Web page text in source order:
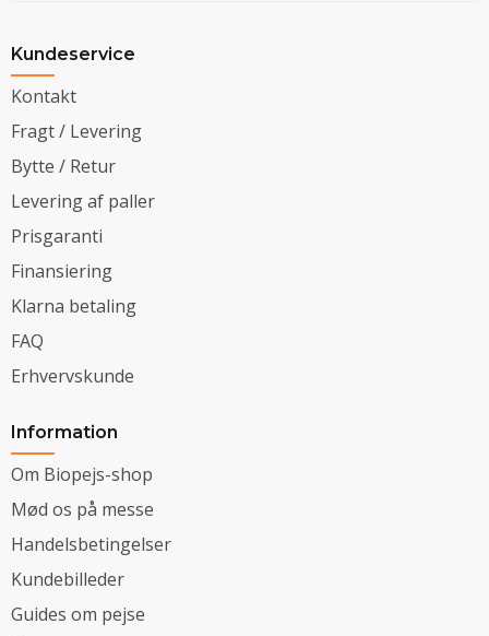
Kundeservice
Kontakt
Fragt / Levering
Bytte / Retur
Levering af paller
Prisgaranti
Finansiering
Klarna betaling
FAQ
Erhvervskunde
Information
Om Biopejs-shop
Mød os på messe
Handelsbetingelser
Kundebilleder
Guides om pejse